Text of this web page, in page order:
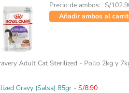
Precio de ambos: S/
Añadir ambos al
Adult Cat Sterilized - Pollo 2kg y
Gravy (Salsa) 85gr - S/8.90